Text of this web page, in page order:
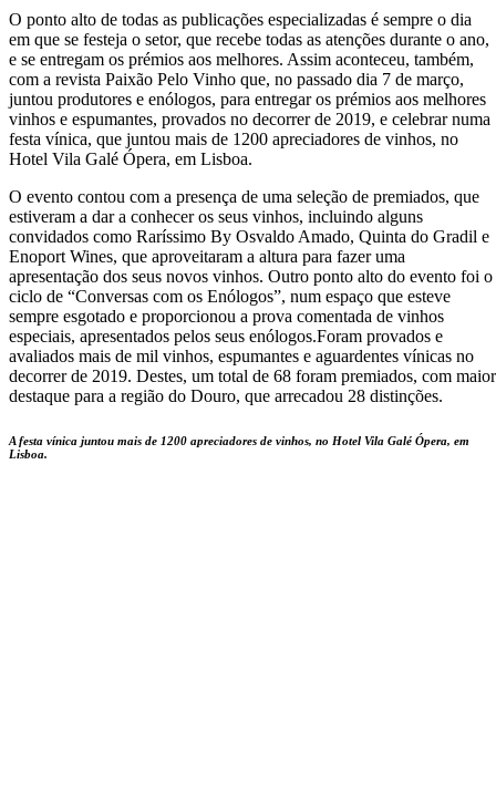
O ponto alto de todas as publicações especializadas é sempre o dia
em que se festeja o setor, que recebe todas as atenções durante o ano,
e se entregam os prémios aos melhores. Assim aconteceu, também,
com a revista Paixão Pelo Vinho que, no passado dia 7 de março,
juntou produtores e enólogos, para entregar os prémios aos melhores
vinhos e espumantes, provados no decorrer de 2019, e celebrar numa
festa vínica, que juntou mais de 1200 apreciadores de vinhos, no
Hotel Vila Galé Ópera, em Lisboa.
O evento contou com a presença de uma seleção de premiados, que
estiveram a dar a conhecer os seus vinhos, incluindo alguns
convidados como Raríssimo By Osvaldo Amado, Quinta do Gradil e
Enoport Wines, que aproveitaram a altura para fazer uma
apresentação dos seus novos vinhos. Outro ponto alto do evento foi o
ciclo de “Conversas com os Enólogos”, num espaço que esteve
sempre esgotado e proporcionou a prova comentada de vinhos
especiais, apresentados pelos seus enólogos.Foram provados e
avaliados mais de mil vinhos, espumantes e aguardentes vínicas no
decorrer de 2019. Destes, um total de 68 foram premiados, com maior
destaque para a região do Douro, que arrecadou 28 distinções.
A festa vínica juntou mais de 1200 apreciadores de vinhos, no Hotel Vila Galé Ópera, em
Lisboa.